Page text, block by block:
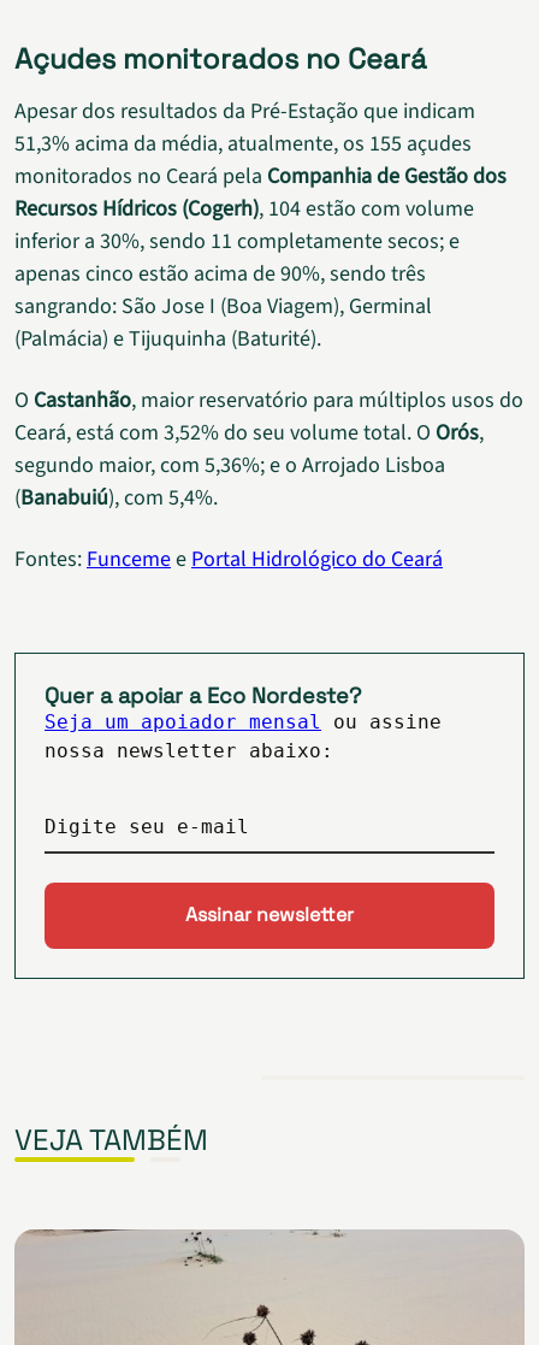
Açudes monitorados no Ceará
Apesar dos resultados da Pré-Estação que indicam
51,3% acima da média, atualmente, os 155 açudes
monitorados no Ceará pela Companhia de Gestão dos
Recursos Hídricos (Cogerh), 104 estão com volume
inferior a 30%, sendo 11 completamente secos; e
apenas cinco estão acima de 90%, sendo três
sangrando: São Jose I (Boa Viagem), Germinal
(Palmácia) e Tijuquinha (Baturité).
O Castanhão, maior reservatório para múltiplos usos do
Ceará, está com 3,52% do seu volume total. O Orós,
segundo maior, com 5,36%; e o Arrojado Lisboa
(Banabuiú), com 5,4%.
Fontes:FuncemeePortal Hidrológico do Ceará
Quer a apoiar a Eco Nordeste?
Seja um apoiador mensal
ou assine
nossa newsletter abaixo:
Digite seu e-mail
VEJA TAMBÉM